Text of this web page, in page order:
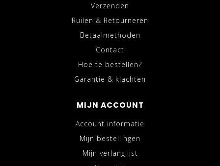
Verzenden
Ruilen & Retourneren
Betaalmethoden
Contact
Hoe te bestellen?
Garantie & klachten
MIJN ACCOUNT
Account informatie
Mijn bestellingen
Mijn verlanglijst